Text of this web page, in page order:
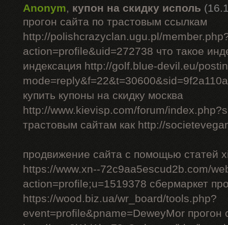
Anonym, купон на скидку исполь
прогон сайта по трастовым ссылкам
http://polishcrazyclan.ugu.pl/
action=profile&uid=272738 что такое
индексация http://golf.blue-devil.eu/
купить купоны на скидку москва
http://www.kievisp.com/forum/
трастовым сайтам как http://
продвижение сайта с помощью статей
https://www.xn--72c9aa5escud2b.com/
action=profile;u=1519378 сбермаркет
https://wood.biz.ua/wr_board/tools.php?
event=profile&pname=DeweyMor